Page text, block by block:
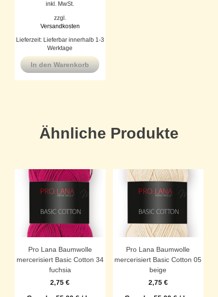
inkl. MwSt.
zzgl.
Versandkosten
Lieferzeit: Lieferbar innerhalb 1-3
Werktage
In den Warenkorb
Ähnliche Produkte
Pro Lana Baumwolle
mercerisiert Basic Cotton 34
fuchsia
2,75€
Pro Lana Baumwolle
mercerisiert Basic Cotton 05
beige
2,75 €